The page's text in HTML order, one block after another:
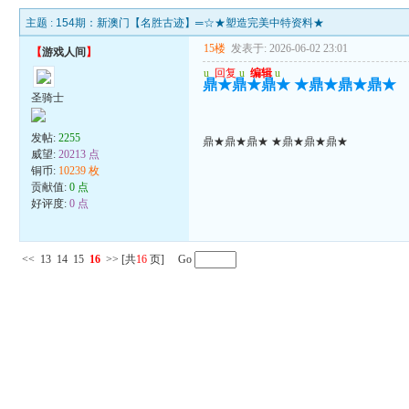
主题 : 154期：新澳门【名胜古迹】═☆★塑造完美中特资料★
【游戏人间 】
圣骑士
发帖:2255
威望:20213 点
铜币: 10239 枚
贡献值:0 点
好评度:0 点
15楼 发表于: 2026-06-02 23:01
u 回复 u 编辑 u
鼎★鼎★鼎★ ★鼎★鼎★鼎★
鼎★鼎★鼎★ ★鼎★鼎★鼎★
<< 13 14 15 16 >> [共16 页] Go